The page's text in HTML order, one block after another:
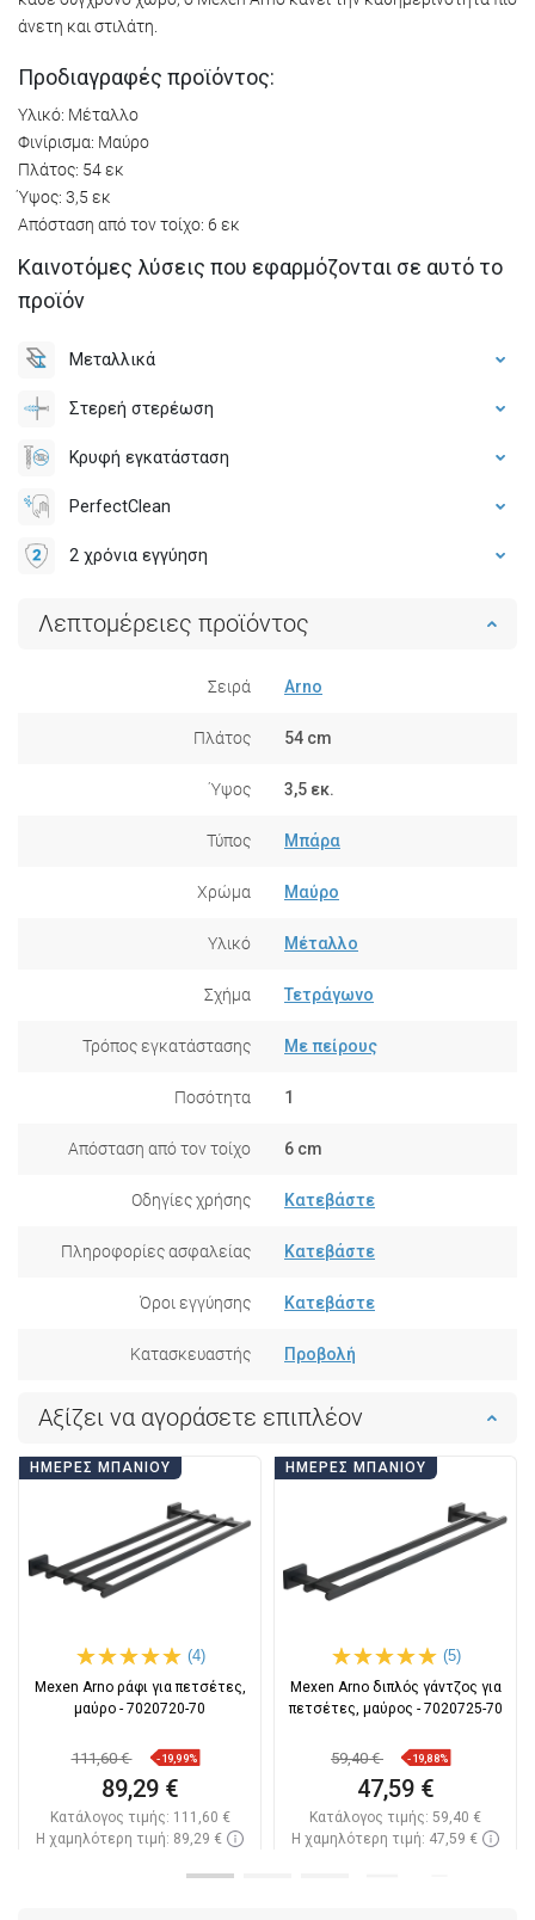
άνετη και στιλάτη.
Προδιαγραφές προϊόντος:
Υλικό: Μέταλλο
Φινίρισμα: Μαύρο
Πλάτος: 54 εκ
Ύψος: 3,5 εκ
Απόσταση από τον τοίχο: 6 εκ
Καινοτόμες λύσεις που εφαρμόζονται σε αυτό το
προϊόν
Μεταλλικά
Στερεή στερέωση
Κρυφή εγκατάσταση
PerfectClean
2 χρόνια εγγύηση
Λεπτομέρειες προϊόντος
Σειρά Arno
Πλάτος 54 cm
Ύψος 3,5 εκ.
Τύπος Μπάρα
Χρώμα Μαύρο
Υλικό Μέταλλο
Σχήμα Τετράγωνο
Τρόπος εγκατάστασης Με πείρους
Ποσότητα 1
Απόσταση από τον τοίχο 6 cm
Οδηγίες χρήσης Κατεβάστε
Πληροφορίες ασφαλείας Κατεβάστε
Όροι εγγύησης Κατεβάστε
Κατασκευαστής Προβολή
Αξίζει να αγοράσετε επιπλέον
ΗΜΈΡΕΣ ΜΠΆΝΙΟΥ
(4)
Mexen Arno ράφι για πετσέτες,
μαύρο - 7020720-70
111,60 € -19,99%
89,29 €
Κατάλογος τιμής: 111,60 €
Η χαμηλότερη τιμή: 89,29 €
ΗΜΈΡΕΣ ΜΠΆΝΙΟΥ
(5)
Mexen Arno διπλός γάντζος για
πετσέτες, μαύρος - 7020725-70
59,40 € -19,88%
47,59 €
Κατάλογος τιμής: 59,40 €
Η χαμηλότερη τιμή: 47,59 €